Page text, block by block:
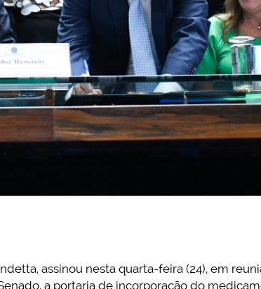
assinou nesta quarta-feira (24), em
a portaria de incorporação do